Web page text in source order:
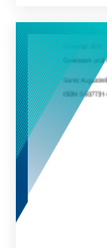
ihre
zweiten